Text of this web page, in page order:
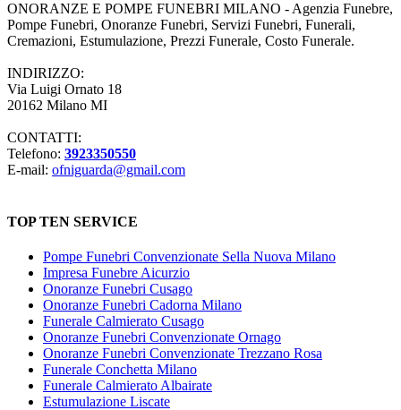
ONORANZE E POMPE FUNEBRI MILANO - Agenzia Funebre,
Pompe Funebri, Onoranze Funebri, Servizi Funebri, Funerali,
Cremazioni, Estumulazione, Prezzi Funerale, Costo Funerale.
INDIRIZZO:
Via Luigi Ornato 18
20162 Milano MI
CONTATTI:
Telefono: 3923350550
E-mail: ofniguarda@gmail.com
TOP TEN SERVICE
Pompe Funebri Convenzionate Sella Nuova Milano
Impresa Funebre Aicurzio
Onoranze Funebri Cusago
Onoranze Funebri Cadorna Milano
Funerale Calmierato Cusago
Onoranze Funebri Convenzionate Ornago
Onoranze Funebri Convenzionate Trezzano Rosa
Funerale Conchetta Milano
Funerale Calmierato Albairate
Estumulazione Liscate